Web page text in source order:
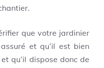
que votre jardinier
et qu’il est bien
qu’il dispose donc de